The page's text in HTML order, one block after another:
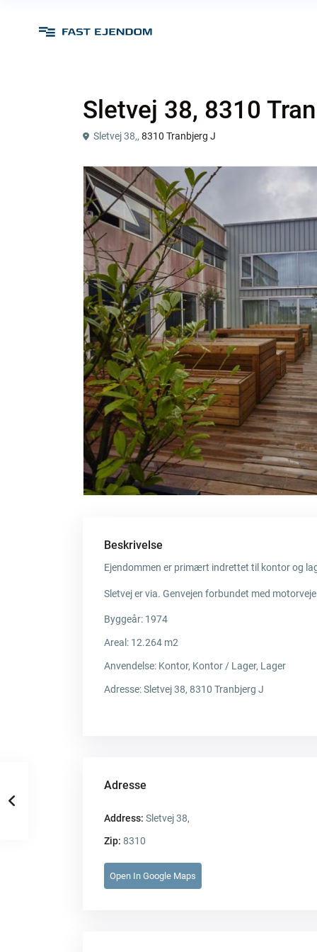
Sletvej 38, 8310
Sletvej 38,, 8310 Tranbjerg J
Beskrivelse
Ejendommen er primært indrettet til kontor og
Sletvej er via. Genvejen forbundet med
Byggeår: 1974
Areal: 12.264 m2
Anvendelse: Kontor, Kontor / Lager, Lager
Adresse:Sletvej 38, 8310 Tranbjerg J
Adresse
Address: Sletvej 38,
Zip: 8310
Open In Google Maps